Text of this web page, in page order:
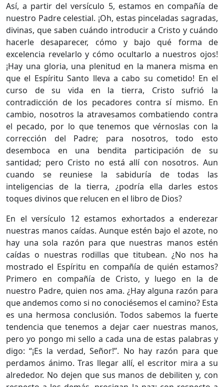
Así, a partir del versículo 5, estamos en compañía de
nuestro Padre celestial. ¡Oh, estas pinceladas sagradas,
divinas, que saben cuándo introducir a Cristo y cuándo
hacerle desaparecer, cómo y bajo qué forma de
excelencia revelarlo y cómo ocultarlo a nuestros ojos!
¡Hay una gloria, una plenitud en la manera misma en
que el Espíritu Santo lleva a cabo su cometido! En el
curso de su vida en la tierra, Cristo sufrió la
contradicción de los pecadores contra sí mismo. En
cambio, nosotros la atravesamos combatiendo contra
el pecado, por lo que tenemos que vérnoslas con la
corrección del Padre; para nosotros, todo esto
desemboca en una bendita participación de su
santidad; pero Cristo no está allí con nosotros. Aun
cuando se reuniese la sabiduría de todas las
inteligencias de la tierra, ¿podría ella darles estos
toques divinos que relucen en el libro de Dios?
En el versículo 12 estamos exhortados a enderezar
nuestras manos caídas. Aunque estén bajo el azote, no
hay una sola razón para que nuestras manos estén
caídas o nuestras rodillas que titubean. ¿No nos ha
mostrado el Espíritu en compañía de quién estamos?
Primero en compañía de Cristo, y luego en la de
nuestro Padre, quien nos ama. ¿Hay alguna razón para
que andemos como si no conociésemos el camino? Esta
es una hermosa conclusión. Todos sabemos la fuerte
tendencia que tenemos a dejar caer nuestras manos,
pero yo pongo mi sello a cada una de estas palabras y
digo: “¡Es la verdad, Señor!”. No hay razón para que
perdamos ánimo. Tras llegar allí, el escritor mira a su
alrededor. No dejen que sus manos de debiliten y, con